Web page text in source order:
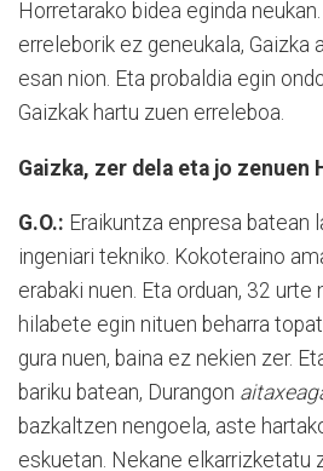
Horretarako bidea eginda
erreleborik ez geneukala, Gaizka
esan nion. Eta probaldia egin
Gaizkak hartu zuen erreleboa.
Gaizka, zer dela eta jo zenuen
G.O.: Eraikuntza enpresa batean
ingeniari tekniko. Kokoteraino
erabaki nuen. Eta orduan, 32 urte
hilabete egin nituen beharra
gura nuen, baina ez nekien zer.
bariku batean, Durangon
bazkaltzen nengoela, aste
eskuetan. Nekane elkarrizketatu